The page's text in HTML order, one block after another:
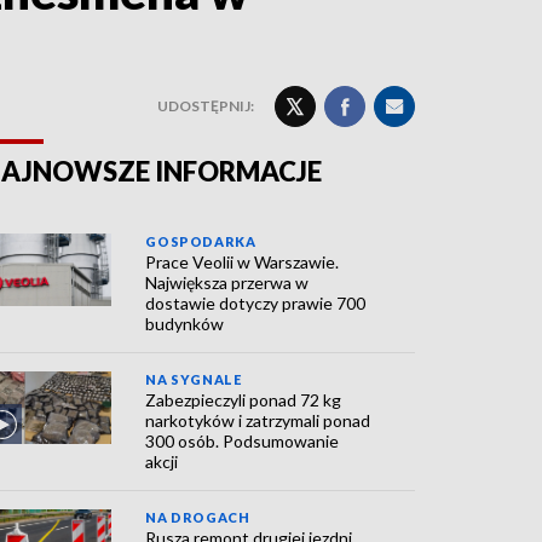
UDOSTĘPNIJ:
INFORMACJE
GOSPODARKA
Prace Veolii w Warszawie.
Największa przerwa w
dostawie dotyczy prawie 700
budynków
NA SYGNALE
Zabezpieczyli ponad 72 kg
narkotyków i zatrzymali ponad
300 osób. Podsumowanie
akcji
NA DROGACH
Rusza remont drugiej jezdni